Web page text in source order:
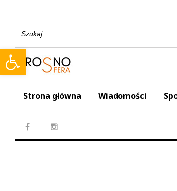
Open toolbar
Search
for:
Strona główna Wiadomości